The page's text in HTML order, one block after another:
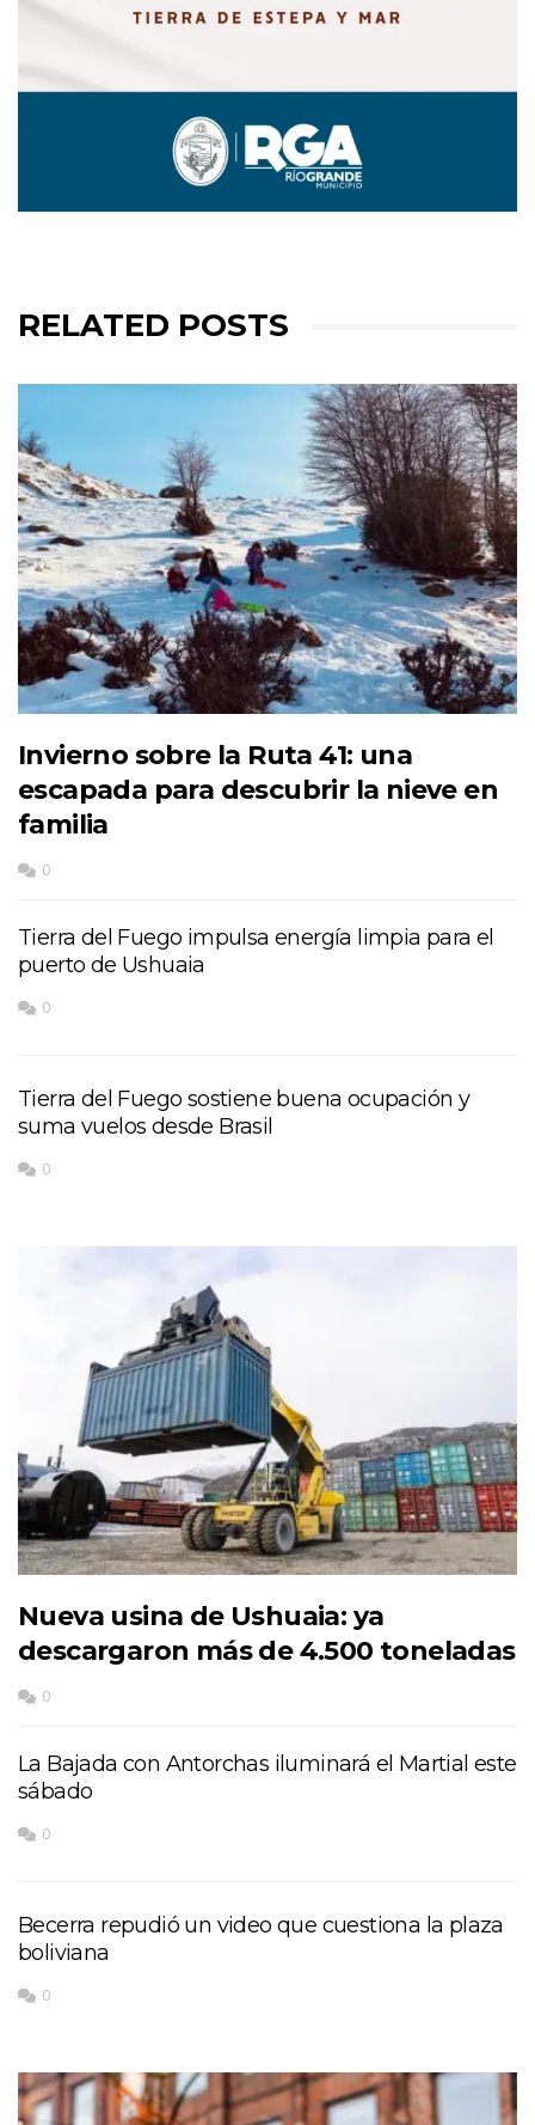
RELATED POSTS
Invierno sobre la Ruta 41: una
escapada para descubrir la nieve en
familia
0
Tierra del Fuego impulsa energía limpia para el
puerto de Ushuaia
0
Tierra del Fuego sostiene buena ocupación y
suma vuelos desde Brasil
0
Nueva usina de Ushuaia: ya
descargaron más de 4.500 toneladas
0
La Bajada con Antorchas iluminará el Martial este
sábado
0
Becerra repudió un video que cuestiona la plaza
boliviana
0